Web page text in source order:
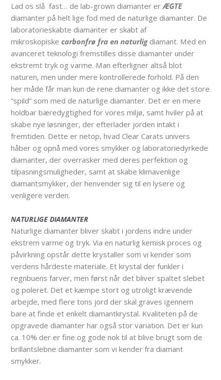
Lad os slå fast… de lab-grown diamanter erÆGTE
diamanter på helt lige fod med de naturlige diamanter. De
laboratorieskabte diamanter er skabt af
mikroskopiskecarbonfrø fra en naturligdiamant. Med en
avanceret teknologi fremstilles disse diamanter under
ekstremt tryk og varme. Man efterligner altså blot
naturen, men under mere kontrollerede forhold. På den
her måde får man kun de rene diamanter og ikke det store
”spild” som med de naturlige diamanter. Det er en mere
holdbar bæredygtighed for vores miljø, samt hviler på at
skabe nye løsninger, der efterlader jorden intakt i
fremtiden. Dette er netop, hvad Clear Carats univers
håber og opnå med vores smykker og laboratoriedyrkede
diamanter, der overrasker med deres perfektion og
tilpasningsmuligheder, samt at skabe klimavenlige
diamantsmykker, der henvender sig til en lysere og
venligere verden.
NATURLIGE DIAMANTER
Naturlige diamanter bliver skabt i jordens indre under
ekstrem varme og tryk. Via en naturlig kemisk proces og
påvirkning opstår dette krystaller som vi kender som
verdens hårdeste materiale. Et krystal der funkler i
regnbuens farver, men først når det bliver spaltet slebet
og poleret. Det et kæmpe stort og utroligt krævende
arbejde, med flere tons jord der skal graves igennem
bare at finde et enkelt diamantkrystal. Kvaliteten på de
opgravede diamanter har også stor variation. Det er kun
ca. 10% der er fine og gode nok til at blive brugt som de
brillantslebne diamanter som vi kender fra diamant
smykker.